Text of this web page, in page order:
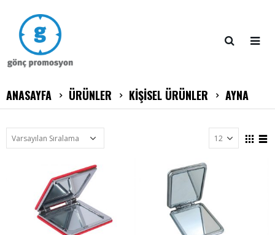
ANASAYFA ÜRÜNLER KİŞİSEL ÜRÜNLER AYNA